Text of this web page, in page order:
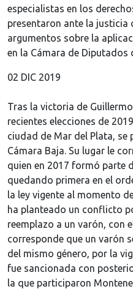
especialistas en los
presentaron ante la
argumentos sobre la
en la Cámara de Diputados
02 DIC 2019
Tras la victoria de
recientes elecciones de
ciudad de Mar del Plata, se
Cámara Baja. Su lugar le
quien en 2017 formó parte
quedando primera en el
la ley vigente al momento
ha planteado un conflicto
reemplazo a un varón, con
corresponde que un varón
del mismo género, por la
fue sancionada con
la que participaron